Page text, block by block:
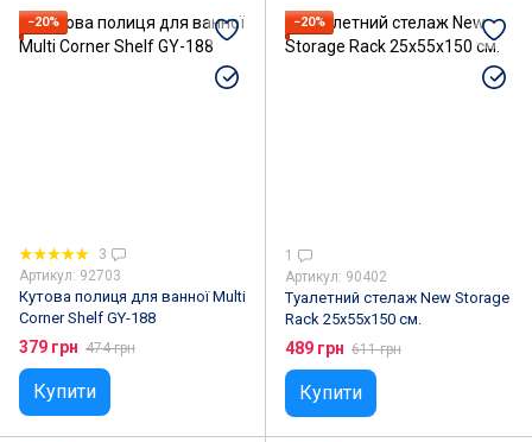
−20%
3
Артикул: 92703
Кутова полиця для ванної Multi
Corner Shelf GY-188
379 грн 474 грн
Купити
−20%
1
Артикул: 90402
Туалетний стелаж New Storаge
Rack 25x55x150 см.
489 грн 611 грн
Купити